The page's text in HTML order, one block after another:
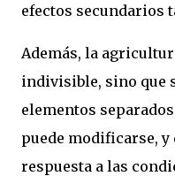
efectos secundarios
Además, la
indivisible, sino que
elementos
puede modificarse, y
respuesta a las